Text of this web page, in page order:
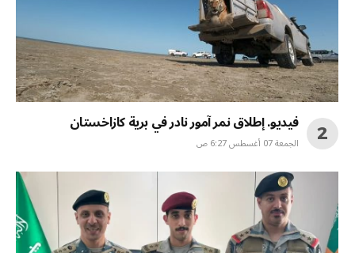
فيديو. إطلاق نمر آمور نادر في برية كازاخستان
الجمعة 07 أغسطس 6:27 ص